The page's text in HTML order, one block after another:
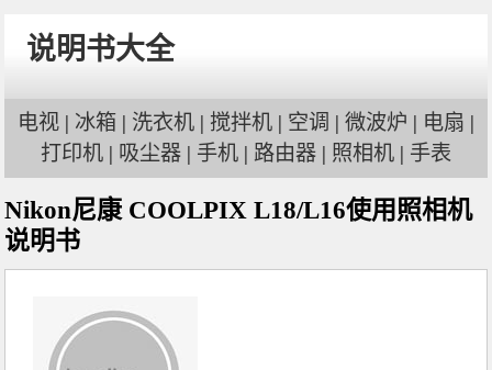
说明书大全
电视 | 冰箱 | 洗衣机 | 搅拌机 | 空调 | 微波炉 | 电扇 |
打印机 | 吸尘器 | 手机 | 路由器 | 照相机 | 手表
Nikon尼康 COOLPIX L18/L16使用照相机
说明书